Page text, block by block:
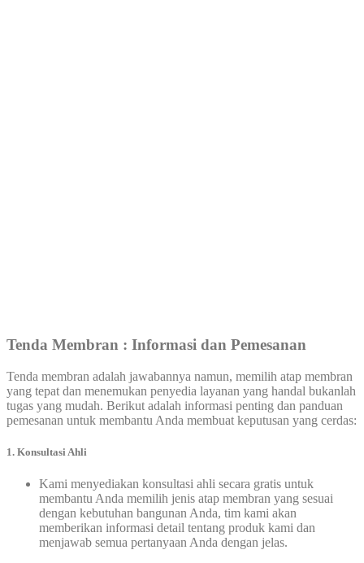
Tenda Membran : Informasi dan Pemesanan
Tenda membran adalah jawabannya namun, memilih atap membran
yang tepat dan menemukan penyedia layanan yang handal bukanlah
tugas yang mudah. Berikut adalah informasi penting dan panduan
pemesanan untuk membantu Anda membuat keputusan yang cerdas:
1. Konsultasi Ahli
Kami menyediakan konsultasi ahli secara gratis untuk
membantu Anda memilih jenis atap membran yang sesuai
dengan kebutuhan bangunan Anda, tim kami akan
memberikan informasi detail tentang produk kami dan
menjawab semua pertanyaan Anda dengan jelas.